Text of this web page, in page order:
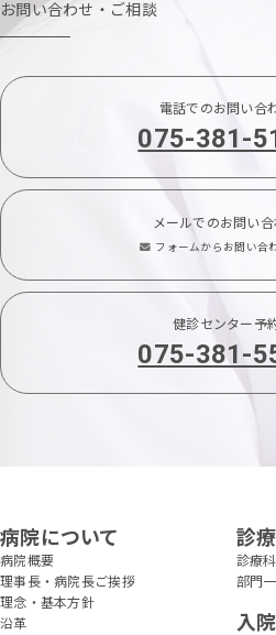
お問い合わせ・ご相談
電話でのお問い合
075-381-
メールでのお問い
フォームからお問い合
健診センター予
075-381-
病院について
病院概要
理事長・病院長ご挨拶
理念・基本方針
沿革
診
診療
部門
入